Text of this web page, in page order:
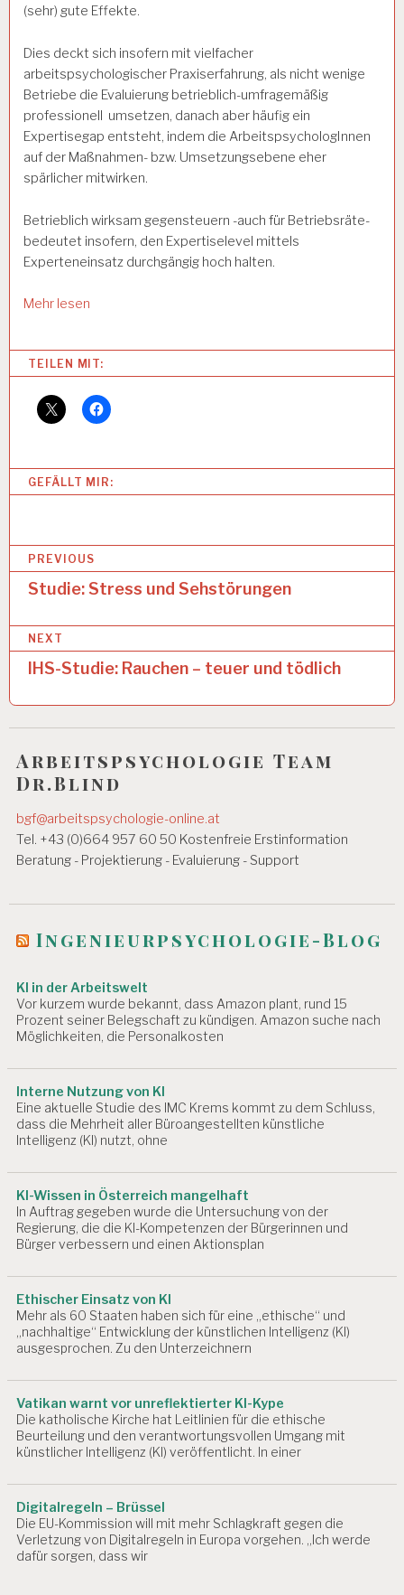
(sehr) gute Effekte.
Dies deckt sich insofern mit vielfacher
arbeitspsychologischer Praxiserfahrung, als nicht wenige
Betriebe die Evaluierung betrieblich-umfragemäßig
professionell umsetzen, danach aber häufig ein
Expertisegap entsteht, indem die ArbeitspsychologInnen
auf der Maßnahmen- bzw. Umsetzungsebene eher
spärlicher mitwirken.
Betrieblich wirksam gegensteuern -auch für Betriebsräte-
bedeutet insofern, den Expertiselevel mittels
Experteneinsatz durchgängig hoch halten.
Mehr lesen
Categories:
2
-
U
N
-
A
R
EI
T
T
G
0
T
N
D
E
H
A
R
B
EI
N
D
G
E
N
D
H
EI
A
R
B
EI
S
A
N
A
L
S
E
A
R
TEILEN MIT:
GEFÄLLT MIR:
B
i
t
r
a
g
s
n
a
v
a
t
i
o
n
PREVIOUS
Studie: Stress und Sehstörungen
NEXT
IHS-Studie: Rauchen – teuer und tödlich
Arbeitspsychologie Team
Dr.Blind
bgf@arbeitspsychologie-online.at
Tel. +43 (0)664 957 60 50 Kostenfreie Erstinformation
Beratung - Projektierung - Evaluierung - Support
Ingenieurpsychologie-Blog
KI in der Arbeitswelt
Vor kurzem wurde bekannt, dass Amazon plant, rund 15
Prozent seiner Belegschaft zu kündigen. Amazon suche nach
Möglichkeiten, die Personalkosten
Interne Nutzung von KI
Eine aktuelle Studie des IMC Krems kommt zu dem Schluss,
dass die Mehrheit aller Büroangestellten künstliche
Intelligenz (KI) nutzt, ohne
KI-Wissen in Österreich mangelhaft
In Auftrag gegeben wurde die Untersuchung von der
Regierung, die die KI-Kompetenzen der Bürgerinnen und
Bürger verbessern und einen Aktionsplan
Ethischer Einsatz von KI
Mehr als 60 Staaten haben sich für eine „ethische“ und
„nachhaltige“ Entwicklung der künstlichen Intelligenz (KI)
ausgesprochen. Zu den Unterzeichnern
Vatikan warnt vor unreflektierter KI-Kype
Die katholische Kirche hat Leitlinien für die ethische
Beurteilung und den verantwortungsvollen Umgang mit
künstlicher Intelligenz (KI) veröffentlicht. In einer
Digitalregeln – Brüssel
Die EU-Kommission will mit mehr Schlagkraft gegen die
Verletzung von Digitalregeln in Europa vorgehen. „Ich werde
dafür sorgen, dass wir